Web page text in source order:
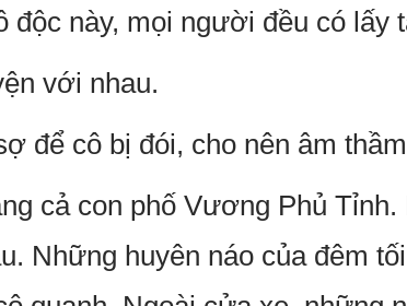
độc này, mọi người đều có lấy
với nhau.
để cô bị đói, cho nên âm
cả con phố Vương Phủ
Những huyên náo của đêm